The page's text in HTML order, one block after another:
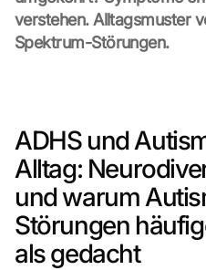
verstehen. Alltagsmuster
Spektrum-Störungen.
ADHS und
Alltag:
und warum
Störungen
als gedacht